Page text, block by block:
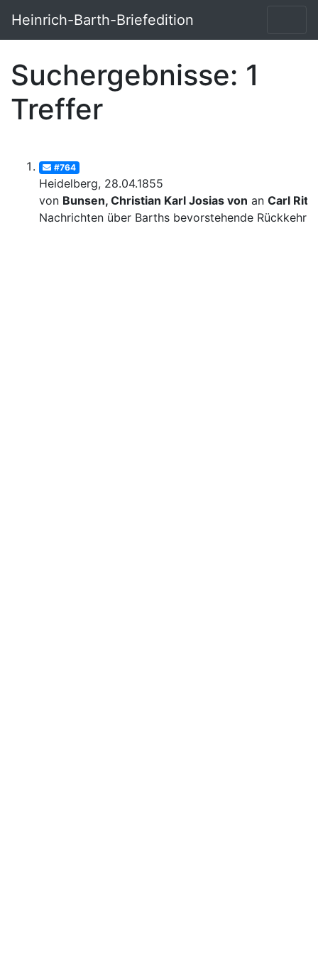
Heinrich-Barth-Briefedition
Suchergebnisse: 1
Treffer
#764
Heidelberg, 28.04.1855
von Bunsen, Christian Karl Josias von an Carl
Nachrichten über Barths bevorstehende Rückkehr